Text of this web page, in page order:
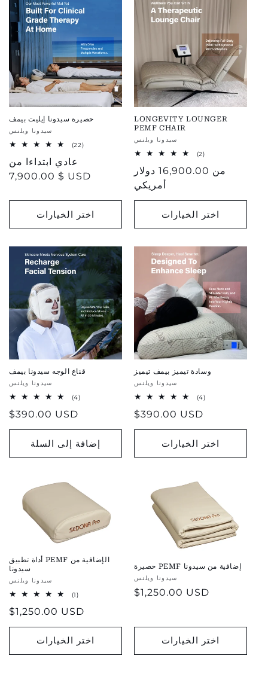
حصيرة سيدونا إيليت بيمف
بائع:
سيدونا ويلنس
(22)22
سعر
عادي ابتداءا من
7,900.00 $ USD
اختر الخيارات
LONGEVITY LOUNGER
PEMF CHAIR
بائع:
سيدونا ويلنس
(2)2
reviews
السعر
العادي
من
16,900.00 دولار
أمريكي
اختر الخيارات
قناع الوجه سيدونا بيمف
بائع:
سيدونا ويلنس
(4)4
سعر
عادي
$390.00 USD
إضافة إلى السلة
وسادة تيميز بيمف تيميز
بائع:
سيدونا ويلنس
(4)4
سعر
عادي
$390.00 USD
اختر الخيارات
أداة تطبيق PEMF الإضافية من
سيدونا
بائع:
سيدونا ويلنس
(1)1
الاستعراضات
سعر
عادي
$1,250.00 USD
اختر الخيارات
حصيرة PEMF إضافية من سيدونا
بائع:
سيدونا ويلنس
سعر
$1,250.00 USD
اختر الخيارات